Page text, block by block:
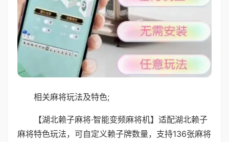
相关麻将玩法及特色;
【湖北赖子麻将·智能变频麻将机】适配湖北赖子
麻将特色玩法，可自定义赖子牌数量，支持136张麻将